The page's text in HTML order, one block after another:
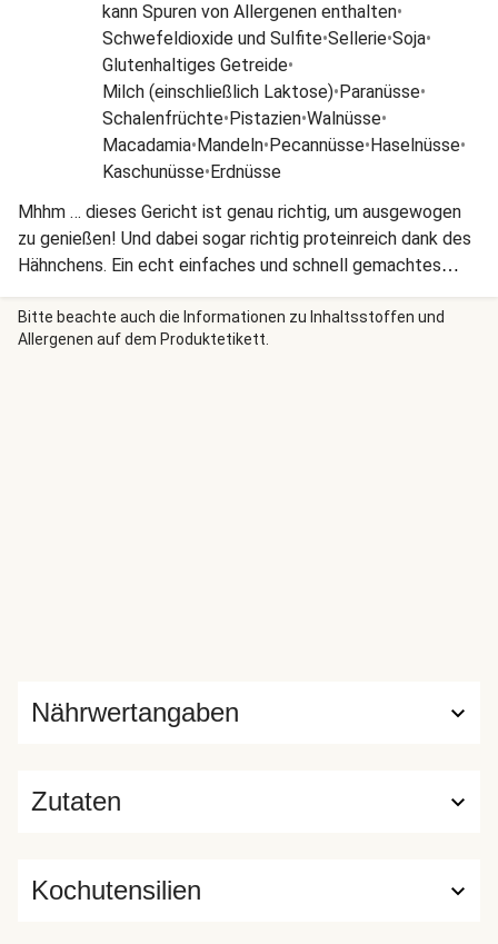
kann Spuren von Allergenen enthalten•
Schwefeldioxide und Sulfite•Sellerie•Soja•
Glutenhaltiges Getreide•
Milch (einschließlich Laktose)•Paranüsse•
Schalenfrüchte•Pistazien•Walnüsse•
Macadamia•Mandeln•Pecannüsse•Haselnüsse•
Kaschunüsse•Erdnüsse
Mhhm … dieses Gericht ist genau richtig, um ausgewogen
zu genießen! Und dabei sogar richtig proteinreich dank des
Hähnchens. Ein echt einfaches und schnell gemachtes
Gericht, das Dir heute den Tag verschönert. Wir wünschen
Dir einen guten Appetit!
Bitte beachte auch die Informationen zu Inhaltsstoffen und
Allergenen auf dem Produktetikett.
Zutaten
Nährwertangaben
Kochutensilien